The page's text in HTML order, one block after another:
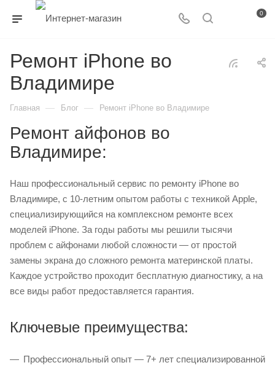
0
Ремонт iPhone во
Владимире
Главная — Блог — Ремонт iPhone во Владимире
Ремонт айфонов во
Владимире:
Наш профессиональный сервис по ремонту iPhone во
Владимире, с 10-летним опытом работы с техникой Apple,
специализирующийся на комплексном ремонте всех
моделей iPhone. За годы работы мы решили тысячи
проблем с айфонами любой сложности — от простой
замены экрана до сложного ремонта материнской платы.
Каждое устройство проходит бесплатную диагностику, а на
все виды работ предоставляется гарантия.
Ключевые преимущества:
Профессиональный опыт — 7+ лет специализированной